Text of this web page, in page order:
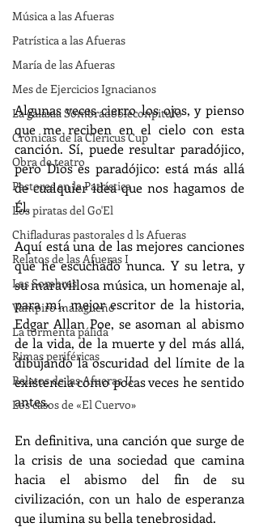
Música a las Afueras
Patrística a las Afueras
María de las Afueras
Mes de Ejercicios Ignacianos
La galaxia Sombradobleconpitufo
Crónicas de la Clericus Cup
Obra de teatro
Pastores en la Patrística
Los piratas del Go'El
Chifladuras pastorales d ls Afueras
Relatos de las Afueras I
Las Sombras
Vampiro malagueño
La tormenta pálida
Rimas periféricas
Relatos de las Afueras II
Los casos de «El Cuervo»
Algunas veces cierro los ojos, y pienso
que me reciben en el cielo con esta
canción. Sí, puede resultar paradójico,
pero Dios es paradójico: está más allá
de cualquier idea que nos hagamos de
Él.
Aquí está una de las mejores canciones
que he escuchado nunca. Y su letra, y
su maravillosa música, un homenaje al,
para mí, mejor escritor de la historia,
Edgar Allan Poe, se asoman al abismo
de la vida, de la muerte y del más allá,
dibujando la oscuridad del límite de la
existencia como pocas veces he sentido
antes.
En definitiva, una canción que surge de
la crisis de una sociedad que camina
hacia el abismo del fin de su
civilización, con un halo de esperanza
que ilumina su bella tenebrosidad.